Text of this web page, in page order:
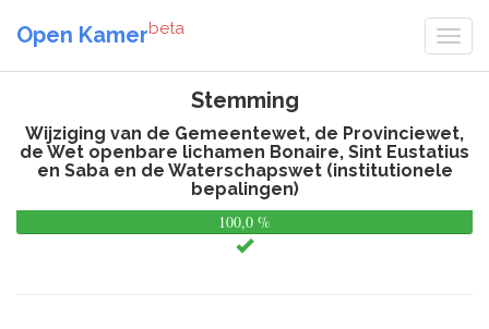
Open Kamerbeta
Stemming
Wijziging van de Gemeentewet, de Provinciewet,
de Wet openbare lichamen Bonaire, Sint Eustatius
en Saba en de Waterschapswet (institutionele
bepalingen)
100,0 %